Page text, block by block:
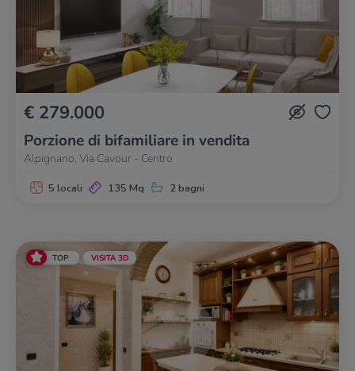
€ 279.000
Porzione di bifamiliare in vendita
Alpignano, Via Cavour - Centro
5 locali 135 Mq 2 bagni
TOP VISITA 3D